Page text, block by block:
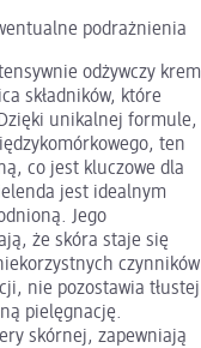
podrażnienia
odżywczy krem
składników, które
unikalnej formule,
ten
co jest kluczowe dla
jest idealnym
Jego
że skóra staje się
czynników
nie pozostawia tłustej
pielęgnację.
skórnej, zapewniają